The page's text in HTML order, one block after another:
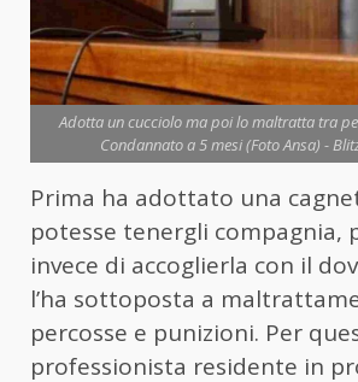
Adotta un cucciolo ma poi lo maltratta tra
Condannato a 5 mesi (Foto Ansa) -
Prima ha adottato una
potesse tenergli compagnia,
invece di accoglierla con il
l’ha sottoposta a
percosse e punizioni. Per
professionista residente in